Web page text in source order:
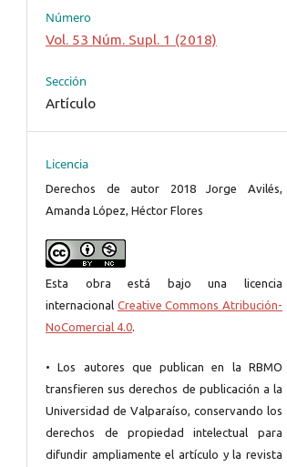
Número
Vol. 53 Núm. Supl. 1 (2018)
Sección
Artículo
Licencia
Derechos de autor 2018 Jorge Avilés,
Amanda López, Héctor Flores
Esta obra está bajo una licencia
internacional Creative Commons Atribución-
NoComercial 4.0.
• Los autores que publican en la RBMO
transfieren sus derechos de publicación a la
Universidad de Valparaíso, conservando los
derechos de propiedad intelectual para
difundir ampliamente el artículo y la revista